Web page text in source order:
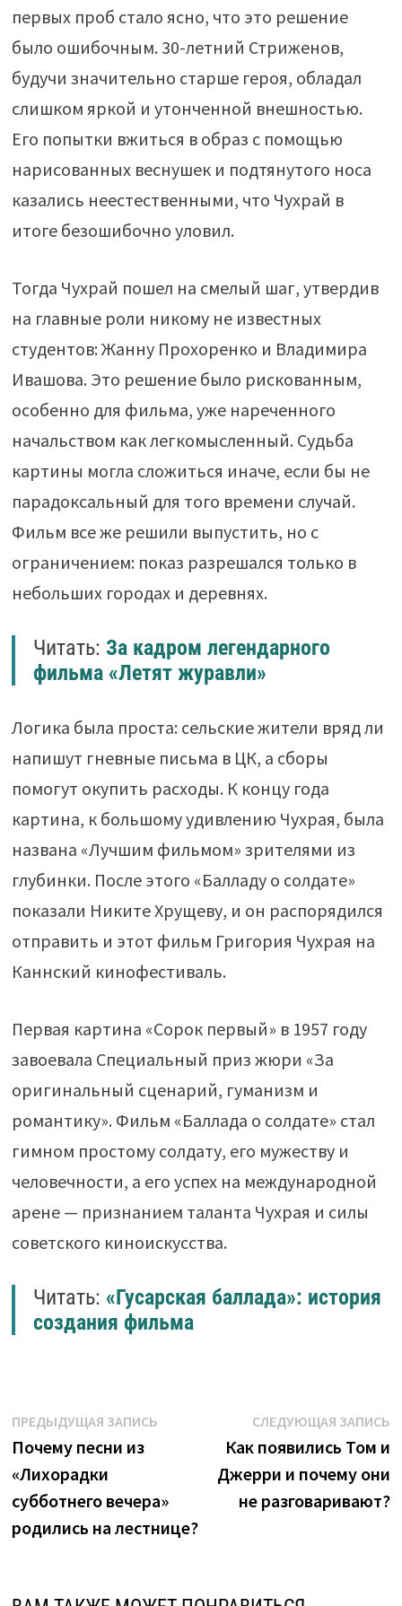
первых проб стало ясно, что это решение
было ошибочным. 30-летний Стриженов,
будучи значительно старше героя, обладал
слишком яркой и утонченной внешностью.
Его попытки вжиться в образ с помощью
нарисованных веснушек и подтянутого носа
казались неестественными, что Чухрай в
итоге безошибочно уловил.
Тогда Чухрай пошел на смелый шаг, утвердив
на главные роли никому не известных
студентов: Жанну Прохоренко и Владимира
Ивашова. Это решение было рискованным,
особенно для фильма, уже нареченного
начальством как легкомысленный. Судьба
картины могла сложиться иначе, если бы не
парадоксальный для того времени случай.
Фильм все же решили выпустить, но с
ограничением: показ разрешался только в
небольших городах и деревнях.
Читать: За кадром легендарного
фильма «Летят журавли»
Логика была проста: сельские жители вряд ли
напишут гневные письма в ЦК, а сборы
помогут окупить расходы. К концу года
картина, к большому удивлению Чухрая, была
названа «Лучшим фильмом» зрителями из
глубинки. После этого «Балладу о солдате»
показали Никите Хрущеву, и он распорядился
отправить и этот фильм Григория Чухрая на
Каннский кинофестиваль.
Первая картина «Сорок первый» в 1957 году
завоевала Специальный приз жюри «За
оригинальный сценарий, гуманизм и
романтику». Фильм «Баллада о солдате» стал
гимном простому солдату, его мужеству и
человечности, а его успех на международной
арене — признанием таланта Чухрая и силы
советского киноискусства.
Читать: «Гусарская баллада»: история
создания фильма
Навигация
по
записям
ПРЕДЫДУЩАЯ ЗАПИСЬПредыдущая
Почему песни из
«Лихорадки
субботнего вечера»
родились на лестнице?
СЛЕДУЮЩАЯ ЗАПИСЬ
Как появились Том и
Джерри и почему они
не разговаривают?